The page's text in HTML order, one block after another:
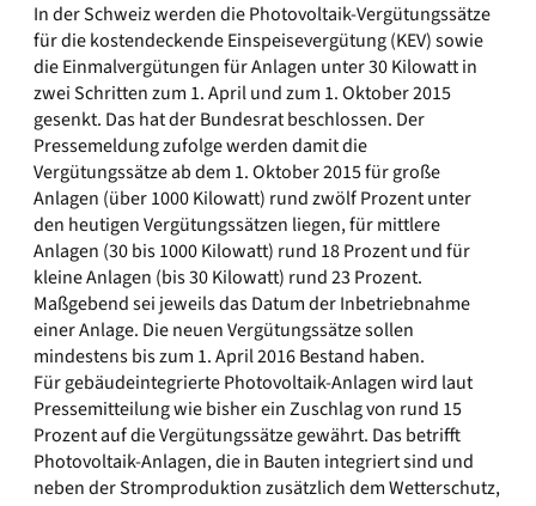
In der Schweiz werden die Photovoltaik-Vergütungssätze
für die kostendeckende Einspeisevergütung (KEV) sowie
die Einmalvergütungen für Anlagen unter 30 Kilowatt in
zwei Schritten zum 1. April und zum 1. Oktober 2015
gesenkt. Das hat der Bundesrat beschlossen. Der
Pressemeldung zufolge werden damit die
Vergütungssätze ab dem 1. Oktober 2015 für große
Anlagen (über 1000 Kilowatt) rund zwölf Prozent unter
den heutigen Vergütungssätzen liegen, für mittlere
Anlagen (30 bis 1000 Kilowatt) rund 18 Prozent und für
kleine Anlagen (bis 30 Kilowatt) rund 23 Prozent.
Maßgebend sei jeweils das Datum der Inbetriebnahme
einer Anlage. Die neuen Vergütungssätze sollen
mindestens bis zum 1. April 2016 Bestand haben.
Für gebäudeintegrierte Photovoltaik-Anlagen wird laut
Pressemitteilung wie bisher ein Zuschlag von rund 15
Prozent auf die Vergütungssätze gewährt. Das betrifft
Photovoltaik-Anlagen, die in Bauten integriert sind und
neben der Stromproduktion zusätzlich dem Wetterschutz,